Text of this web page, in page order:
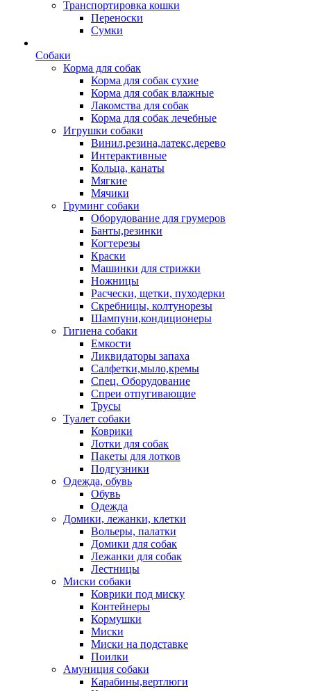
Транспортировка кошки
Переноски
Сумки
Собаки
Корма для собак
Корма для собак сухие
Корма для собак влажные
Лакомства для собак
Корма для собак лечебные
Игрушки собаки
Винил,резина,латекс,дерево
Интерактивные
Кольца, канаты
Мягкие
Мячики
Груминг собаки
Оборудование для грумеров
Банты,резинки
Когтерезы
Краски
Машинки для стрижки
Ножницы
Расчески, щетки, пуходерки
Скребницы, колтунорезы
Шампуни,кондиционеры
Гигиена собаки
Емкости
Ликвидаторы запаха
Салфетки,мыло,кремы
Спец. Оборудование
Спреи отпугивающие
Трусы
Туалет собаки
Коврики
Лотки для собак
Пакеты для лотков
Подгузники
Одежда, обувь
Обувь
Одежда
Домики, лежанки, клетки
Вольеры, палатки
Домики для собак
Лежанки для собак
Лестницы
Миски собаки
Коврики под миску
Контейнеры
Кормушки
Миски
Миски на подставке
Поилки
Амуниция собаки
Карабины,вертлюги